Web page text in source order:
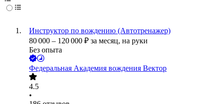
Инструктор по вождению (Автотренажер)
80 000 – 120 000 ₽ за месяц, на руки
Без опыта
Федеральная Академия вождения Вектор
4.5
•